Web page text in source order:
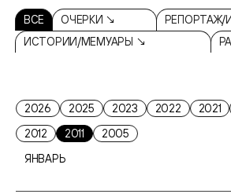
ВСЕ ОЧЕРКИ ↘
РЕПОРТАЖ/
ИСТОРИИ/МЕМУАРЫ ↘
2026 2025 2023 2022 2021
2012
2011
2005
ЯНВАРЬ